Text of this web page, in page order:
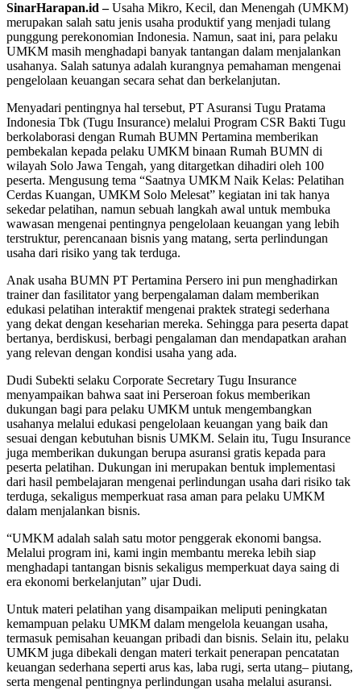
SinarHarapan.id –Usaha Mikro, Kecil, dan Menengah (UMKM)
merupakan salah satu jenis usaha produktif yang menjadi tulang
punggung perekonomian Indonesia. Namun, saat ini, para pelaku
UMKM masih menghadapi banyak tantangan dalam menjalankan
usahanya. Salah satunya adalah kurangnya pemahaman mengenai
pengelolaan keuangan secara sehat dan berkelanjutan.
Menyadari pentingnya hal tersebut, PT Asuransi Tugu Pratama
Indonesia Tbk (Tugu Insurance) melalui Program CSR Bakti Tugu
berkolaborasi dengan Rumah BUMN Pertamina memberikan
pembekalan kepada pelaku UMKM binaan Rumah BUMN di
wilayah Solo Jawa Tengah, yang ditargetkan dihadiri oleh 100
peserta. Mengusung tema “Saatnya UMKM Naik Kelas: Pelatihan
Cerdas Kuangan, UMKM Solo Melesat” kegiatan ini tak hanya
sekedar pelatihan, namun sebuah langkah awal untuk membuka
wawasan mengenai pentingnya pengelolaan keuangan yang lebih
terstruktur, perencanaan bisnis yang matang, serta perlindungan
usaha dari risiko yang tak terduga.
Anak usaha BUMN PT Pertamina Persero ini pun menghadirkan
trainer dan fasilitator yang berpengalaman dalam memberikan
edukasi pelatihan interaktif mengenai praktek strategi sederhana
yang dekat dengan keseharian mereka. Sehingga para peserta dapat
bertanya, berdiskusi, berbagi pengalaman dan mendapatkan arahan
yang relevan dengan kondisi usaha yang ada.
Dudi Subekti selaku Corporate Secretary Tugu Insurance
menyampaikan bahwa saat ini Perseroan fokus memberikan
dukungan bagi para pelaku UMKM untuk mengembangkan
usahanya melalui edukasi pengelolaan keuangan yang baik dan
sesuai dengan kebutuhan bisnis UMKM. Selain itu, Tugu Insurance
juga memberikan dukungan berupa asuransi gratis kepada para
peserta pelatihan. Dukungan ini merupakan bentuk implementasi
dari hasil pembelajaran mengenai perlindungan usaha dari risiko tak
terduga, sekaligus memperkuat rasa aman para pelaku UMKM
dalam menjalankan bisnis.
“UMKM adalah salah satu motor penggerak ekonomi bangsa.
Melalui program ini, kami ingin membantu mereka lebih siap
menghadapi tantangan bisnis sekaligus memperkuat daya saing di
era ekonomi berkelanjutan” ujar Dudi.
Untuk materi pelatihan yang disampaikan meliputi peningkatan
kemampuan pelaku UMKM dalam mengelola keuangan usaha,
termasuk pemisahan keuangan pribadi dan bisnis. Selain itu, pelaku
UMKM juga dibekali dengan materi terkait penerapan pencatatan
keuangan sederhana seperti arus kas, laba rugi, serta utang– piutang,
serta mengenal pentingnya perlindungan usaha melalui asuransi.